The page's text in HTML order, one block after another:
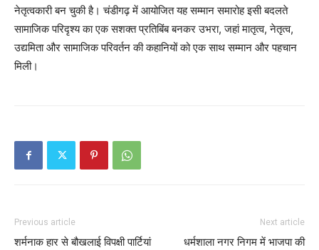
नेतृत्वकारी बन चुकी है। चंडीगढ़ में आयोजित यह सम्मान समारोह इसी बदलते
सामाजिक परिदृश्य का एक सशक्त प्रतिबिंब बनकर उभरा, जहां मातृत्व, नेतृत्व,
उद्यमिता और सामाजिक परिवर्तन की कहानियों को एक साथ सम्मान और पहचान
मिली।
Previous article
शर्मनाक हार से बौखलाई विपक्षी पार्टियां
Next article
धर्मशाला नगर निगम में भाजपा की